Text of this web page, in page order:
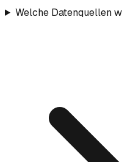
Welche Datenquellen